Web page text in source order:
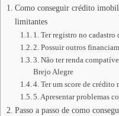
Como conseguir crédito
limitantes
1. Ter registro no
2. Possuir outros
3. Não ter renda
Brejo Alegre
4. Ter um score de crédito
5. Apresentar problemas
Passo a passo de como